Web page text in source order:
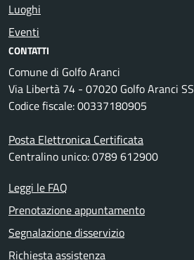
Luoghi
Eventi
CONTATTI
Comune di Golfo Aranci
Via Libertà 74 - 07020 Golfo Aranci SS
Codice fiscale: 00337180905
Posta Elettronica Certificata
Centralino unico: 0789 612900
Leggi le FAQ
Prenotazione appuntamento
Segnalazione disservizio
Richiesta assistenza